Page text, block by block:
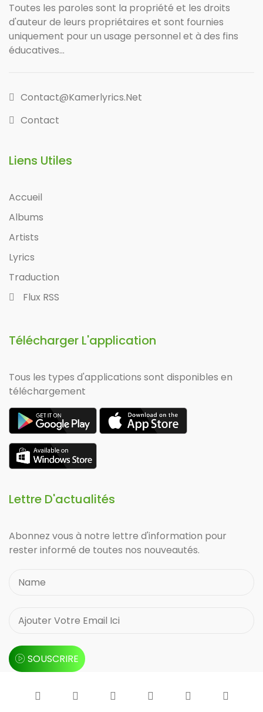
Toutes les paroles sont la propriété et les droits
d'auteur de leurs propriétaires et sont fournies
uniquement pour un usage personnel et à des fins
éducatives...
Contact@kamerlyrics.net
Contact
Liens Utiles
Accueil
Albums
Artists
Lyrics
Traduction
Flux RSS
Télécharger L'application
Tous les types d'applications sont disponibles en
téléchargement
Lettre D'actualités
Abonnez vous à notre lettre d'information pour
rester informé de toutes nos nouveautés.
SOUSCRIRE